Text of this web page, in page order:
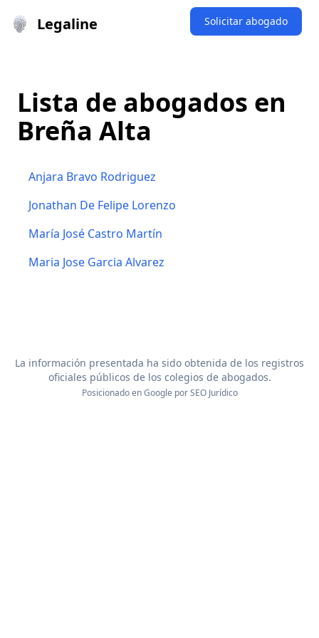
Legaline Solicitar abogado
Lista de abogados en
Breña Alta
Anjara Bravo Rodriguez
Jonathan De Felipe Lorenzo
María José Castro Martín
Maria Jose Garcia Alvarez
La información presentada ha sido obtenida de los registros
oficiales públicos de los colegios de abogados.
Posicionado en Google porSEO Jurídico